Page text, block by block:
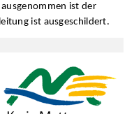
ist der
ist ausgeschildert.